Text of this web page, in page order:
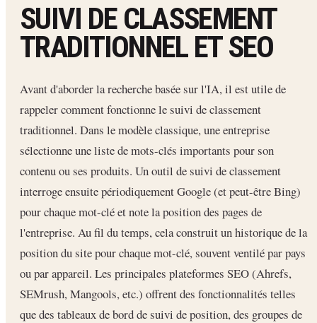
SUIVI DE CLASSEMENT
TRADITIONNEL ET SEO
Avant d'aborder la recherche basée sur l'IA, il est utile de
rappeler comment fonctionne le suivi de classement
traditionnel. Dans le modèle classique, une entreprise
sélectionne une liste de mots-clés importants pour son
contenu ou ses produits. Un outil de suivi de classement
interroge ensuite périodiquement Google (et peut-être Bing)
pour chaque mot-clé et note la position des pages de
l'entreprise. Au fil du temps, cela construit un historique de la
position du site pour chaque mot-clé, souvent ventilé par pays
ou par appareil. Les principales plateformes SEO (Ahrefs,
SEMrush, Mangools, etc.) offrent des fonctionnalités telles
que des tableaux de bord de suivi de position, des groupes de